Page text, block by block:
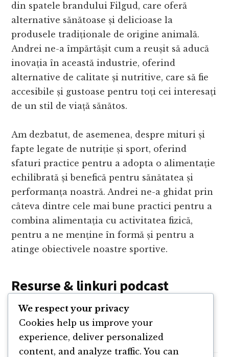
din spatele brandului Filgud, care oferă
alternative sănătoase și delicioase la
produsele tradiționale de origine animală.
Andrei ne-a împărtășit cum a reușit să aducă
inovația în această industrie, oferind
alternative de calitate și nutritive, care să fie
accesibile și gustoase pentru toți cei interesați
de un stil de viață sănătos.
Am dezbatut, de asemenea, despre mituri și
fapte legate de nutriție și sport, oferind
sfaturi practice pentru a adopta o alimentație
echilibrată și benefică pentru sănătatea și
performanța noastră. Andrei ne-a ghidat prin
câteva dintre cele mai bune practici pentru a
combina alimentația cu activitatea fizică,
pentru a ne menține în formă și pentru a
atinge obiectivele noastre sportive.
Resurse & linkuri podcast
Website Filgud
Cartea Endurance
We respect your privacy
Cookies help us improve your
experience, deliver personalized
content, and analyze traffic. You can